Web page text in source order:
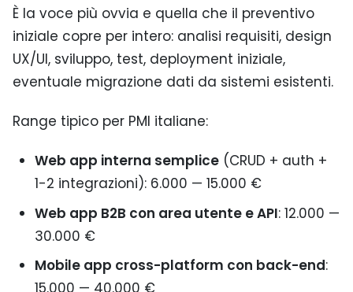
È la voce più ovvia e quella che il preventivo
iniziale copre per intero: analisi requisiti, design
UX/UI, sviluppo, test, deployment iniziale,
eventuale migrazione dati da sistemi esistenti.
Range tipico per PMI italiane:
Web app interna semplice(CRUD + auth +
1-2 integrazioni): 6.000 — 15.000 €
Web app B2B con area utente e API: 12.000 —
30.000 €
Mobile app cross-platform con back-end: